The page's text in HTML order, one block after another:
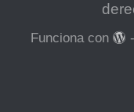
Funciona con